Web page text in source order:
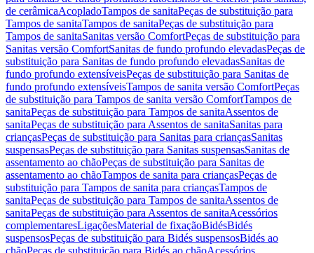
de cerâmicaAcopladoTampos de sanitaPeças de substituição para
Tampos de sanitaTampos de sanitaPeças de substituição para
Tampos de sanitaSanitas versão ComfortPeças de substituição para
Sanitas versão ComfortSanitas de fundo profundo elevadasPeças de
substituição para Sanitas de fundo profundo elevadasSanitas de
fundo profundo extensíveisPeças de substituição para Sanitas de
fundo profundo extensíveisTampos de sanita versão ComfortPeças
de substituição para Tampos de sanita versão ComfortTampos de
sanitaPeças de substituição para Tampos de sanitaAssentos de
sanitaPeças de substituição para Assentos de sanitaSanitas para
criançasPeças de substituição para Sanitas para criançasSanitas
suspensasPeças de substituição para Sanitas suspensasSanitas de
assentamento ao chãoPeças de substituição para Sanitas de
assentamento ao chãoTampos de sanita para criançasPeças de
substituição para Tampos de sanita para criançasTampos de
sanitaPeças de substituição para Tampos de sanitaAssentos de
sanitaPeças de substituição para Assentos de sanitaAcessórios
complementaresLigaçõesMaterial de fixaçãoBidésBidés
suspensosPeças de substituição para Bidés suspensosBidés ao
chãoPeças de substituição para Bidés ao chãoAcessórios